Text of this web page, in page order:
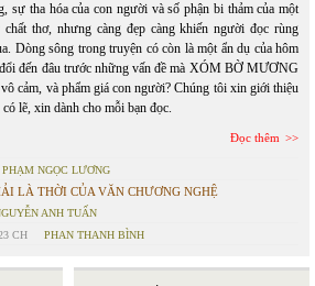
sự tha hóa của con người và số phận bi thảm của một
thơ, nhưng càng đẹp càng khiến người đọc rùng
Dòng sông trong truyện có còn là một ẩn dụ của hôm
đến đâu trước những vấn đề mà XÓM BỜ MƯƠNG
cảm, và phẩm giá con người? Chúng tôi xin giới thiệu
lẽ, xin dành cho mỗi bạn đọc.
Đọc thêm
PHẠM NGỌC LƯƠNG
LÀ THỜI CỦA VĂN CHƯƠNG NGHỆ
ANH TUẤN
CH PHAN THANH BÌNH